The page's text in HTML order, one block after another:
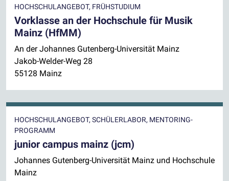
HOCHSCHULANGEBOT, FRÜHSTUDIUM
Vorklasse an der Hochschule für Musik
Mainz (HfMM)
An der Johannes Gutenberg-Universität Mainz
Jakob-Welder-Weg 28
55128 Mainz
HOCHSCHULANGEBOT, SCHÜLERLABOR, MENTORING-
PROGRAMM
junior campus mainz (jcm)
Johannes Gutenberg-Universität Mainz und Hochschule
Mainz